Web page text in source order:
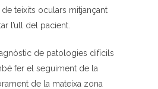
teixits oculars mitjançant
l’ull del pacient.
de patologies difícils
fer el seguiment de la
de la mateixa zona